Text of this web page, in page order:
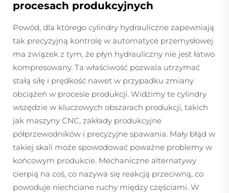
procesach produkcyjnych
Powód, dla którego cylindry hydrauliczne zapewniają
tak precyzyjną kontrolę w automatyce przemysłowej
ma związek z tym, że płyn hydrauliczny nie jest łatwo
kompresowany. Ta właściwość pozwala utrzymać
stałą siłę i prędkość nawet w przypadku zmiany
obciążeń w procesie produkcji. Widzimy te cylindry
wszędzie w kluczowych obszarach produkcji, takich
jak maszyny CNC, zakłady produkcyjne
półprzewodników i precyzyjne spawania. Mały błąd w
takiej skali może spowodować poważne problemy w
końcowym produkcie. Mechaniczne alternatywy
cierpią na coś, co nazywa się reakcją przeciwną, co
powoduje niechciane ruchy między częściami. W